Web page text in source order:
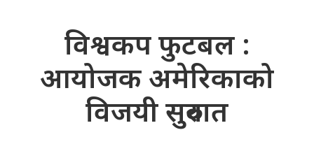
विश्वकप फुटबल :
आयोजक अमेरिकाको
विजयी सुरुवात